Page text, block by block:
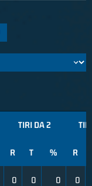
TIRI DA 2
R T % R
0 0 0 0